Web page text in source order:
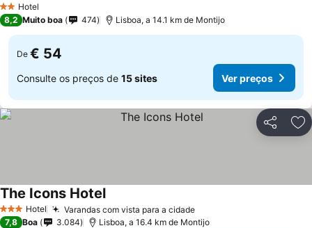
2 Estrelas
Hotel
8,2 Muito boa 474 Lisboa, a 14.1 km de Montijo
De € 54
Consulte os preços de 15 sites Ver preços
Partilhar
3 EstrelasHotel Varandas com vista para a cidade
The Icons Hotel
7,8 Boa 3.084 Lisboa, a 16.4 km de Montijo